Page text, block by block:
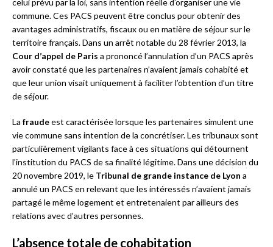
commune. Ces PACS peuvent être conclus pour obtenir des
avantages administratifs, fiscaux ou en matière de séjour sur le
territoire français. Dans un arrêt notable du 28 février 2013, la
Cour d’appel de Paris a prononcé l’annulation d’un PACS après
avoir constaté que les partenaires n’avaient jamais cohabité et
que leur union visait uniquement à faciliter l’obtention d’un titre
de séjour.
La fraudeest caractérisée lorsque les partenaires simulent une
vie commune sans intention de la concrétiser. Les tribunaux sont
particulièrement vigilants face à ces situations qui détournent
l’institution du PACS de sa finalité légitime. Dans une décision du
20 novembre 2019, le Tribunal de grande instance de Lyon a
annulé un PACS en relevant que les intéressés n’avaient jamais
partagé le même logement et entretenaient par ailleurs des
relations avec d’autres personnes.
L’absence totale de cohabitation